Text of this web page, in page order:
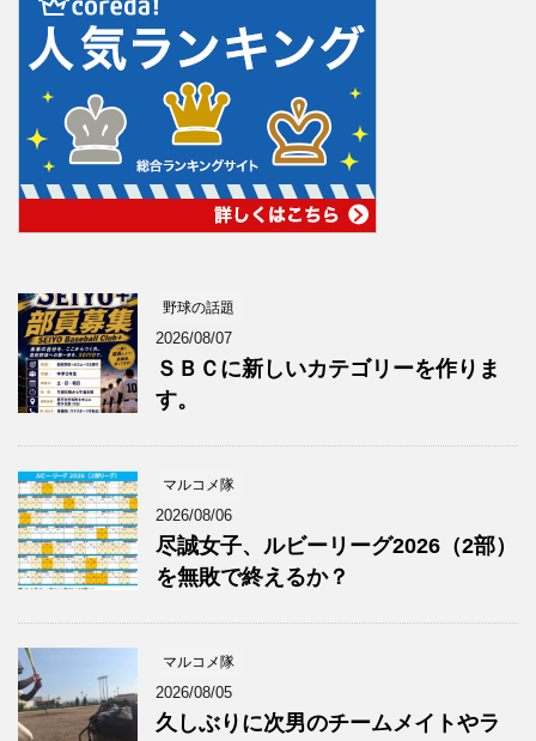
野球の話題
2026/08/07
ＳＢＣに新しいカテゴリーを作りま
す。
マルコメ隊
2026/08/06
尽誠女子、ルビーリーグ2026（2部）
を無敗で終えるか？
マルコメ隊
2026/08/05
久しぶりに次男のチームメイトやラ